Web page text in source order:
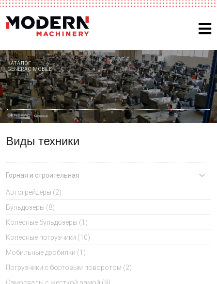
КАТАЛОГ
GENERAC MOBILE
Виды техники
Горная и строительная
Автогрейдеры (2)
Бульдозеры (8)
Колесные бульдозеры (1)
Колесные погрузчики (10)
Мобильные дробилки (1)
Погрузчики с бортовым поворотом (2)